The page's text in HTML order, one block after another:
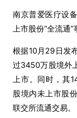
南京普爱医疗设
上市股份“全流通”
根据10月29日发
过3450万股境外
上市。同时，其
股境内未上市股
联交所流通交易。